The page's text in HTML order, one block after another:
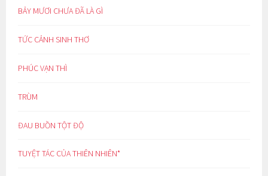
BẢY MƯƠI CHƯA ĐÃ LÀ GÌ
TỨC CẢNH SINH THƠ
PHÚC VẠN THÌ
TRÙM
ĐAU BUỒN TỘT ĐỘ
TUYỆT TÁC CỦA THIÊN NHIÊN*